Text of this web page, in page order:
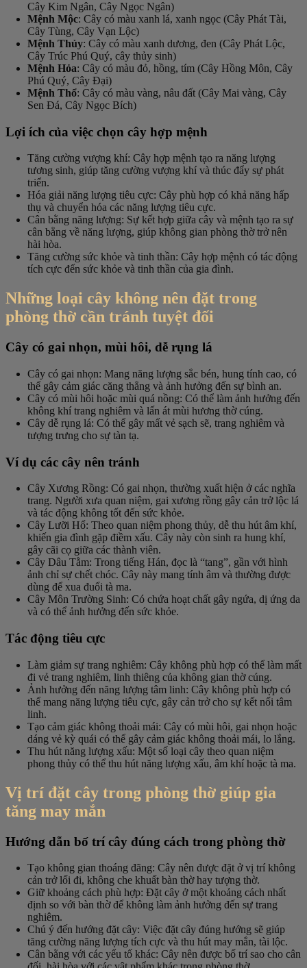
Cây Kim Ngân, Cây Ngọc Ngân)
Mệnh Mộc: Cây có màu xanh lá, xanh ngọc (Cây Phát Tài,
Cây Tùng, Cây Vạn Lộc)
Mệnh Thủy: Cây có màu xanh dương, đen (Cây Phát Lộc,
Cây Trúc Phú Quý, cây thủy sinh)
Mệnh Hỏa: Cây có màu đỏ, hồng, tím (Cây Hồng Môn, Cây
Phú Quý, Cây Đại)
Mệnh Thổ: Cây có màu vàng, nâu đất (Cây Mai vàng, Cây
Sen Đá, Cây Ngọc Bích)
Lợi ích của việc chọn cây hợp mệnh
Tăng cường vượng khí: Cây hợp mệnh tạo ra năng lượng
tương sinh, giúp tăng cường vượng khí và thúc đẩy sự phát
triển.
Hóa giải năng lượng tiêu cực: Cây phù hợp có khả năng hấp
thụ và chuyển hóa các năng lượng tiêu cực.
Cân bằng năng lượng: Sự kết hợp giữa cây và mệnh tạo ra sự
cân bằng về năng lượng, giúp không gian phòng thờ trở nên
hài hòa.
Tăng cường sức khỏe và tinh thần: Cây hợp mệnh có tác động
tích cực đến sức khỏe và tinh thần của gia đình.
Những loại cây không nên đặt trong
phòng thờ cần tránh tuyệt đối
Cây có gai nhọn, mùi hôi, dễ rụng lá
Cây có gai nhọn: Mang năng lượng sắc bén, hung tính cao, có
thể gây cảm giác căng thẳng và ảnh hưởng đến sự bình an.
Cây có mùi hôi hoặc mùi quá nồng: Có thể làm ảnh hưởng đến
không khí trang nghiêm và lấn át mùi hương thờ cúng.
Cây dễ rụng lá: Có thể gây mất vẻ sạch sẽ, trang nghiêm và
tượng trưng cho sự tàn tạ.
Ví dụ các cây nên tránh
Cây Xương Rồng: Có gai nhọn, thường xuất hiện ở các nghĩa
trang. Người xưa quan niệm, gai xương rồng gây cản trở lộc lá
và tác động không tốt đến sức khỏe.
Cây Lưỡi Hổ: Theo quan niệm phong thủy, dễ thu hút âm khí,
khiến gia đình gặp điềm xấu. Cây này còn sinh ra hung khí,
gây cãi cọ giữa các thành viên.
Cây Dâu Tằm: Trong tiếng Hán, đọc là “tang”, gần với hình
ảnh chỉ sự chết chóc. Cây này mang tính âm và thường được
dùng để xua đuổi tà ma.
Cây Môn Trường Sinh: Có chứa hoạt chất gây ngứa, dị ứng da
và có thể ảnh hưởng đến sức khỏe.
Tác động tiêu cực
Làm giảm sự trang nghiêm: Cây không phù hợp có thể làm mất
đi vẻ trang nghiêm, linh thiêng của không gian thờ cúng.
Ảnh hưởng đến năng lượng tâm linh: Cây không phù hợp có
thể mang năng lượng tiêu cực, gây cản trở cho sự kết nối tâm
linh.
Tạo cảm giác không thoải mái: Cây có mùi hôi, gai nhọn hoặc
dáng vẻ kỳ quái có thể gây cảm giác không thoải mái, lo lắng.
Thu hút năng lượng xấu: Một số loại cây theo quan niệm
phong thủy có thể thu hút năng lượng xấu, âm khí hoặc tà ma.
Vị trí đặt cây trong phòng thờ giúp gia
tăng may mắn
Hướng dẫn bố trí cây đúng cách trong phòng thờ
Tạo không gian thoáng đãng: Cây nên được đặt ở vị trí không
cản trở lối đi, không che khuất bàn thờ hay tượng thờ.
Giữ khoảng cách phù hợp: Đặt cây ở một khoảng cách nhất
định so với bàn thờ để không làm ảnh hưởng đến sự trang
nghiêm.
Chú ý đến hướng đặt cây: Việc đặt cây đúng hướng sẽ giúp
tăng cường năng lượng tích cực và thu hút may mắn, tài lộc.
Cân bằng với các yếu tố khác: Cây nên được bố trí sao cho cân